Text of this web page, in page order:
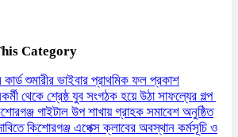
Category
কার্ড শুমারীর ভাইবার প্রাথমিক ফল প্রকাশ
থেকে শ্রেষ্ঠ যুব সংগঠক হয়ে উঠা সাফল্যের গল্প
গাইটাল উপ শাখায় গ্রাহক সমাবেশ অনুষ্ঠিত
কিশোরগঞ্জ এপেক্স ক্লাবের অবস্থান কর্মসূচি ও